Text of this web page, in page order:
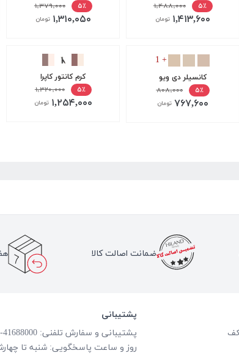
۵٪
۱,۴۸۸,۰۰۰
۱,۴۱۳,۶۰۰ تومان
۵٪
۱,۳۷۹,۰۰۰
۱,۳۱۰,۰۵۰ تومان
+ 1
کانسیلر دی ویو
۵٪
۸۰۸,۰۰۰
۷۶۷,۶۰۰ تومان
کرم کانتور کاپرا
۵٪
۱,۳۲۰,۰۰۰
۱,۲۵۴,۰۰۰ تومان
ضمانت اصالت کالا
پشتیبانی
پشتیبانی و سفارش تلفنی: 41688000-021
روز و ساعت پاسخگویی: شنبه تا چهارشنبه از